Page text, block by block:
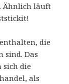
Ähnlich läuft
die
sind. Das
sich die
als